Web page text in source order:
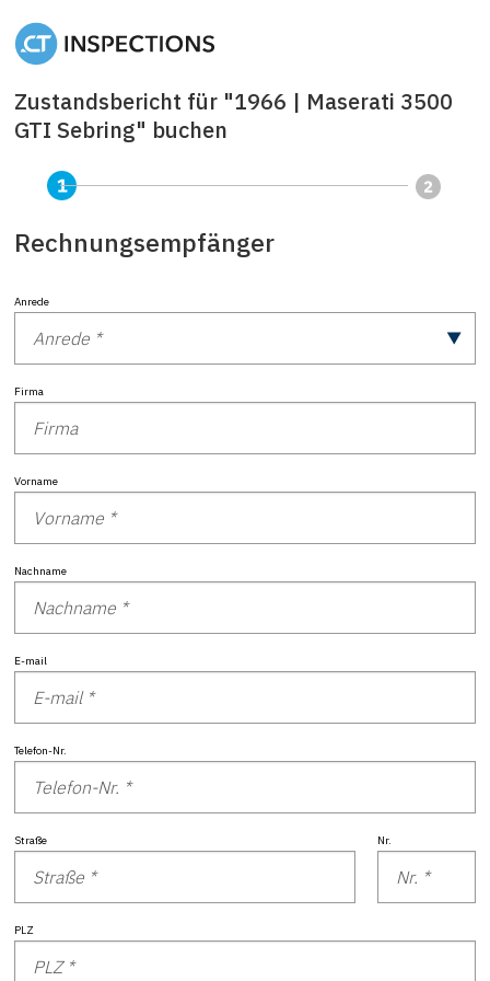
Zustandsbericht für "1966 | Maserati 3500
GTI Sebring" buchen
Rechnungsempfänger
Anrede
Firma
Vorname
Nachname
E-mail
Telefon-Nr.
Straße Nr.
PLZ